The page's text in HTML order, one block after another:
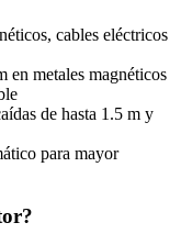
cables eléctricos
en metales magnéticos
de hasta 1.5 m y
para mayor